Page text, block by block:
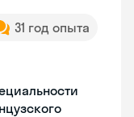
31 год опыта